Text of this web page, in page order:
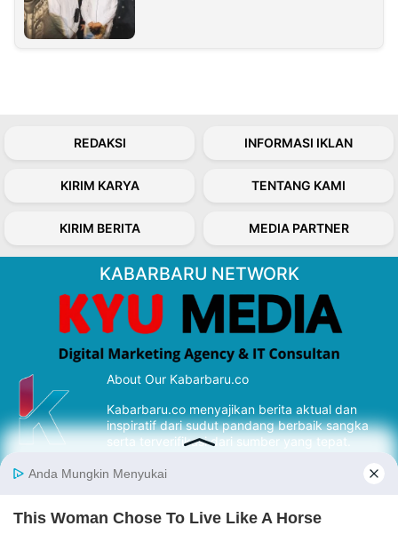
REDAKSI INFORMASI IKLAN
KIRIM KARYA TENTANG KAMI
KIRIM BERITA MEDIA PARTNER
KABARBARU NETWORK
About Our Kabarbaru.co
Kabarbaru.co menyajikan berita aktual dan
inspiratif dari sudut pandang berbaik sangka
serta terverifikasi dari sumber yang tepat.